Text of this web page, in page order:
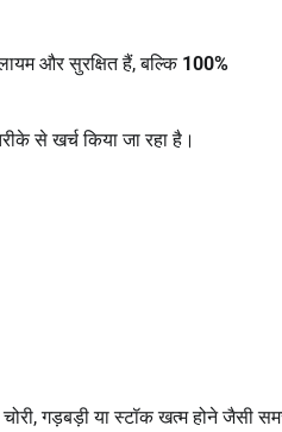
और सुरक्षित हैं, बल्कि 100%
से खर्च किया जा रहा है।
गड़बड़ी या स्टॉक खत्म होने जैसी